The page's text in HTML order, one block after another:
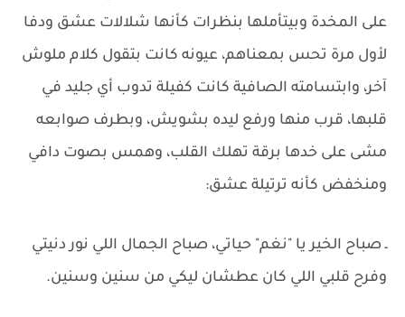
على المخدة وبيتأملها بنظرات كأنها شلالات عشق ودفا
لأول مرة تحس بمعناهم، عيونه كانت بتقول كلام ملوش
آخر، وابتسامته الصافية كانت كفيلة تدوب أي جليد في
قلبها، قرب منها ورفع ليده بشويش، وبطرف صوابعه
مشى على خدها برقة تهلك القلب، وهمس بصوت دافي
ومنخفض كأنه ترتيلة عشق:
ـ صباح الخير يا "نغم" حياتي، صباح الجمال اللي نور دنيتي
وفرح قلبي اللي كان عطشان ليكي من سنين وسنين.